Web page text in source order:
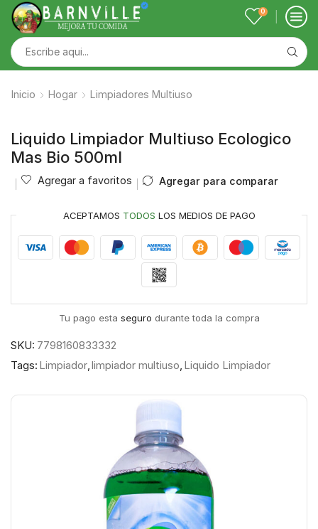
0
Inicio Hogar Limpiadores Multiuso
Liquido Limpiador Multiuso Ecologico
Mas Bio 500ml
Agregar a favoritos Agregar para comparar
ACEPTAMOS TODOS LOS MEDIOS DE PAGO
Tu pago esta seguro durante toda la compra
SKU: 7798160833332
Tags: Limpiador,limpiador multiuso, Liquido Limpiador